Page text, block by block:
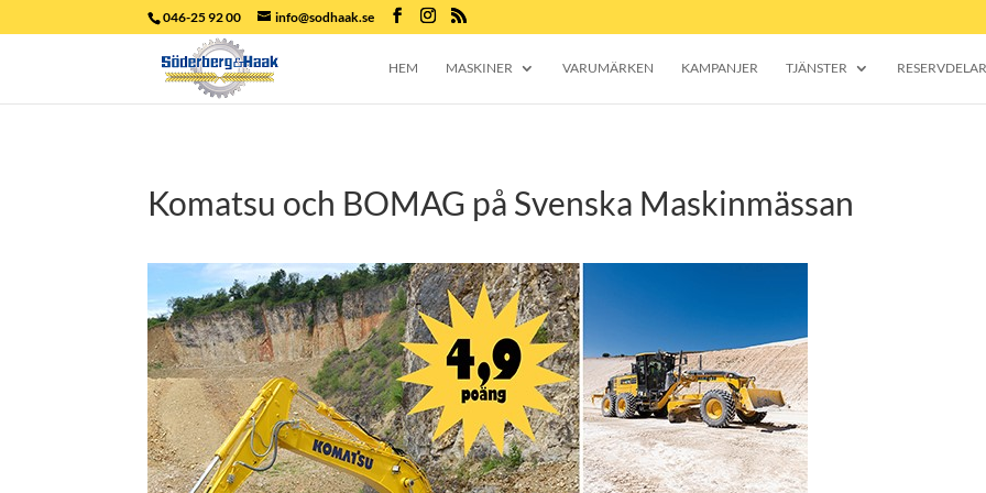
046-25 92 00 info@sodhaak.se
HEM MASKINER VARUMÄRKEN KAMPANJER TJÄNSTER RESERVDELAR
Komatsu och BOMAG på Svenska Maskinmässan